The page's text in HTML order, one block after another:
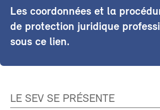
Les coordonnées et la
de protection juridique
sous ce lien.
LE SEV SE PRÉSENTE